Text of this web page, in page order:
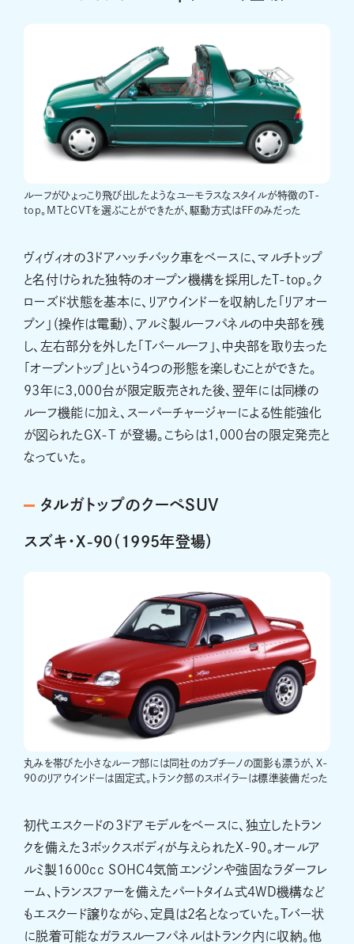
ルーフがひょっこり飛び出したようなユーモラスなスタイルが特徴のT-
top。MTとCVTを選ぶことができたが、駆動方式はFFのみだった
ヴィヴィオの3ドアハッチバック車をベースに、マルチトップ
と名付けられた独特のオープン機構を採用したT-top。ク
ローズド状態を基本に、リアウインドーを収納した「リアオー
プン」（操作は電動）、アルミ製ルーフパネルの中央部を残
し、左右部分を外した「Tバールーフ」、中央部を取り去った
「オープントップ」という4つの形態を楽しむことができた。
93年に3,000台が限定販売された後、翌年には同様の
ルーフ機能に加え、スーパーチャージャーによる性能強化
が図られたGX-T が登場。こちらは1,000台の限定発売と
なっていた。
タルガトップのクーペSUV
スズキ・X-90（1995年登場）
丸みを帯びた小さなルーフ部には同社のカプチーノの面影も漂うが、X-
90のリアウインドーは固定式。トランク部のスポイラーは標準装備だった
初代エスクードの3ドアモデルをベースに、独立したトラン
クを備えた3ボックスボディが与えられたX-90。オールア
ルミ製1600cc SOHC4気筒エンジンや強固なラダーフレ
ーム、トランスファーを備えたパートタイム式4WD機構など
もエスクード譲りながら、定員は2名となっていた。Tバー状
に脱着可能なガラスルーフパネルはトランク内に収納。他